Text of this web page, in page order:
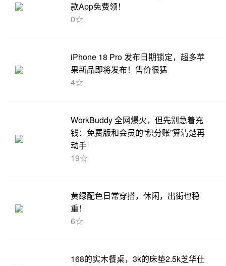
款App免费领！
0☆
iPhone 18 Pro 发布日期锁定，超多苹
果新品即将发布！售价很猛
4☆
WorkBuddy 全网爆火，但先别急着充
钱：免费版和会员的“积分账”算清楚再
动手
19☆
黄绿配色日常穿搭，休闲，出街也稳
重！
6☆
168的实木餐桌，3k的床垫2.5k芝华仕